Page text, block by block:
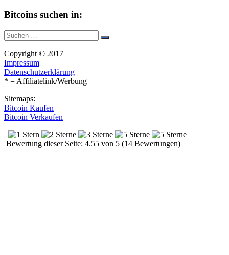
Bitcoins suchen in:
Suche
nach:
Suchen
Copyright © 2017
Impressum
Datenschutzerklärung
* = Affiliatelink/Werbung
Sitemaps:
Bitcoin Kaufen
Bitcoin Verkaufen
Bewertung dieser Seite: 4.55 von 5 (14 Bewertungen)